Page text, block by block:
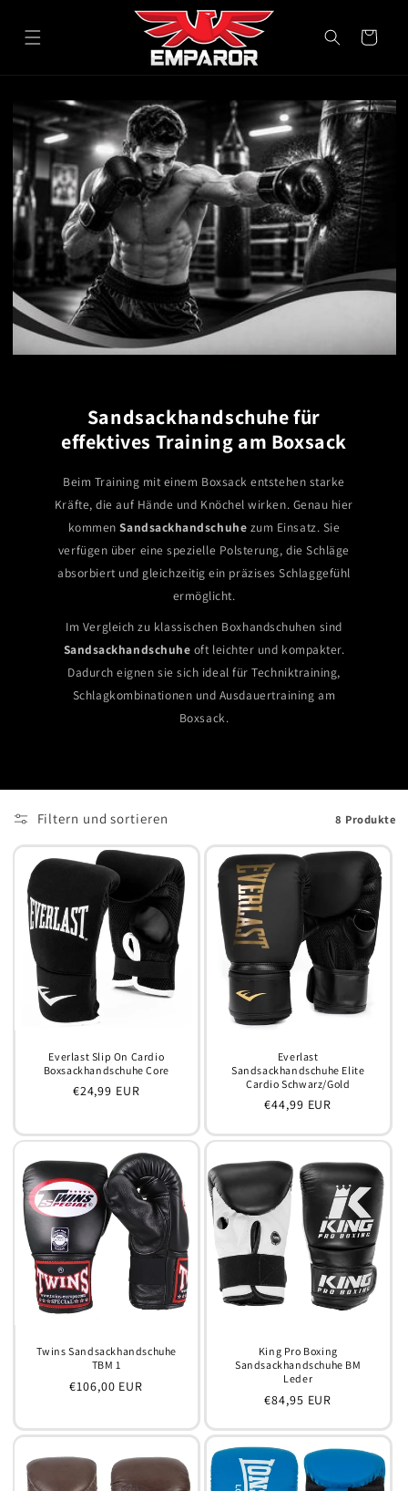
Inhalt
Warenkorb
Sandsackhandschuhe für
effektives Training am Boxsack
Beim Training mit einem Boxsack entstehen starke
Kräfte, die auf Hände und Knöchel wirken. Genau hier
kommenSandsackhandschuhe zum Einsatz. Sie
verfügen über eine spezielle Polsterung, die Schläge
absorbiert und gleichzeitig ein präzises Schlaggefühl
ermöglicht.
Im Vergleich zu klassischen Boxhandschuhen sind
Sandsackhandschuhe oft leichter und kompakter.
Dadurch eignen sie sich ideal für Techniktraining,
Schlagkombinationen und Ausdauertraining am
Boxsack.
Filtern und sortieren 8 Produkte
Everlast Slip On Cardio
Boxsackhandschuhe Core
Normaler
€24,99 EUR
Everlast
Sandsackhandschuhe Elite
Cardio Schwarz/Gold
Normaler
€44,99 EUR
Twins Sandsackhandschuhe
TBM 1
Normaler
€106,00 EUR
King Pro Boxing
Sandsackhandschuhe BM
Leder
Normaler
€84,95 EUR